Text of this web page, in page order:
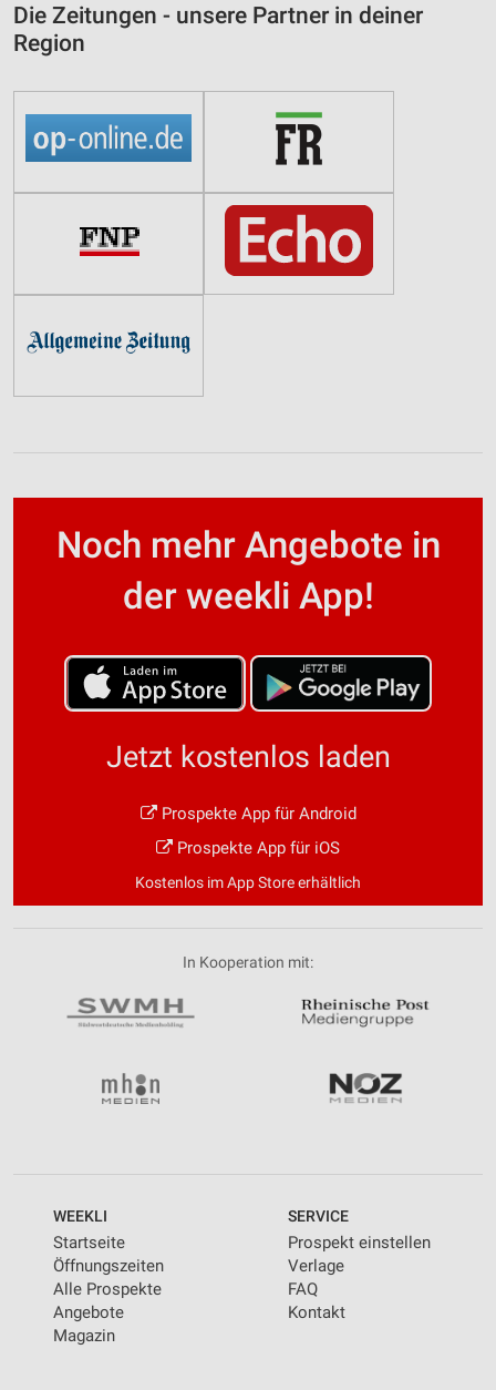
Die Zeitungen - unsere Partner in deiner
Region
Noch mehr Angebote in
der weekli App!
Jetzt kostenlos laden
Prospekte App für Android
Prospekte App für iOS
Kostenlos im App Store erhältlich
In Kooperation mit:
WEEKLI
Startseite
Öffnungszeiten
Alle Prospekte
Angebote
Magazin
SERVICE
Prospekt einstellen
Verlage
FAQ
Kontakt